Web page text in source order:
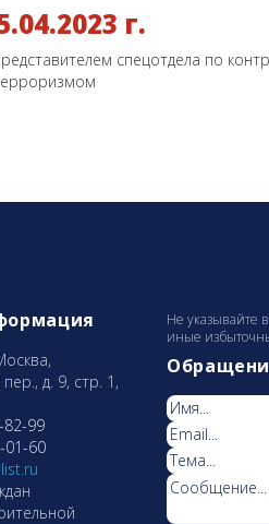
г.
спецотдела по
д. 9, стр. 1,
82-99
01-60
Не указывайте
иные